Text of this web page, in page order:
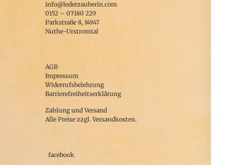
info@lederzauberin.com
0152 – 07180 229
Parkstraße 8, 14947
Nuthe-Urstromtal
AGB
Impressum
Widerrufsbelehrung
Barrierefreiheitserklärung
Zahlung und Versand
Alle Preise zzgl. Versandkosten.
facebook